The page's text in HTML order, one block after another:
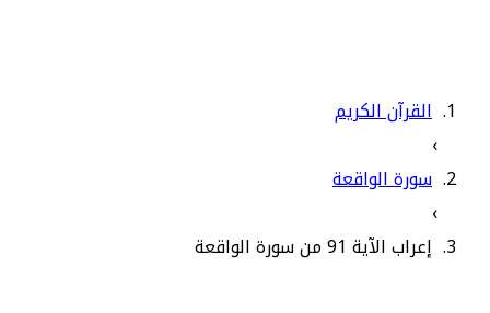
القرآن الكريم
›
سورة الواقعة
›
إعراب الآية 91 من سورة الواقعة